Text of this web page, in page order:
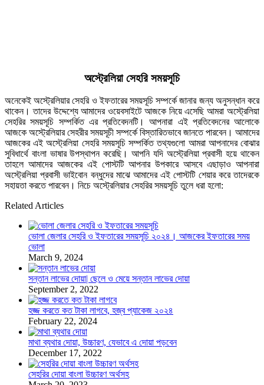
অস্ট্রেলিয়া সেহরি সময়সূচি
অনেকেই অস্ট্রেলিয়ার সেহরি ও ইফতারের সময়সূচি সম্পর্কে জানার জন্য অনুসন্ধান করে
থাকেন। তাদের উদ্দেশ্যে আমাদের ওয়েবসাইটে আজকে নিয়ে এসেছি আমরা অস্ট্রেলিয়া
সেহরির সময়সূচি সম্পর্কিত এর প্রতিবেদনটি। আপনারা এই প্রতিবেদনের আলোকে
আজকে অস্ট্রেলিয়ার সেহরীর সময়সূচী সম্পর্কে বিস্তারিতভাবে জানতে পারবেন। আমাদের
আজকের এই অস্ট্রেলিয়া সেহরি সময়সূচি সম্পর্কিত তথ্যগুলো আমরা আপনাদের বোঝার
সুবিধার্থে বাংলা ভাষার উপস্থাপন করেছি। আপনি যদি অস্ট্রেলিয়া প্রবাসী হয়ে থাকেন
তাহলে আমাদের আজকের এই পোস্টটি আপনার উপকারে আসবে এছাড়াও আপনারা
অস্ট্রেলিয়া প্রবাসী ভাইবোন বন্ধুদের মাঝে আমাদের এই পোস্টটি শেয়ার করে তাদেরকে
সহায়তা করতে পারবেন। নিচে অস্ট্রেলিয়ার সেহরির সময়সূচি তুলে ধরা হলো:
Related Articles
ভোলা জেলার সেহরি ও ইফতারের সময়সূচি ২০২৪। আজকের ইফতারের সময়
ভোলা
March 9, 2024
সন্তান লাভের দোয়া| ছেলে ও মেয়ে সন্তান লাভের দোয়া
September 2, 2022
হজ্জ করতে কত টাকা লাগবে, হজ্ব প্যাকেজ ২০২৪
February 22, 2024
মাথা ব্যথার দোয়া, উচ্চারণ, যেভাবে এ দোয়া পড়বেন
December 17, 2022
সেহরির দোয়া বাংলা উচ্চারণ অর্থসহ